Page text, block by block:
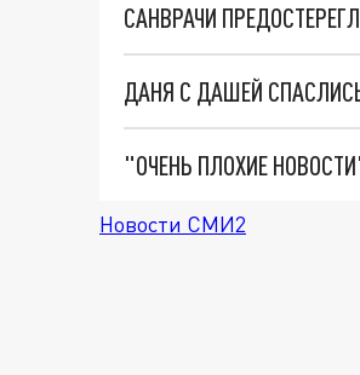
САНВРАЧИ
ДАНЯ С ДАШЕЙ
Новости СМИ2